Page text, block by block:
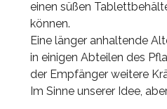
einen süßen
können.
Eine länger anhaltende
in einigen Abteilen des
der Empfänger weitere
Im Sinne unserer Idee,